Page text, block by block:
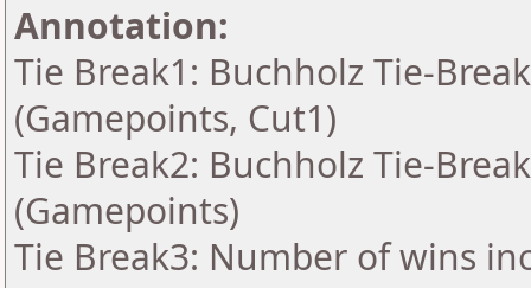
Annotation:
Tie Break1: Buchholz Tie-
(Gamepoints, Cut1)
Tie Break2: Buchholz Tie-
(Gamepoints)
Tie Break3: Number of wins